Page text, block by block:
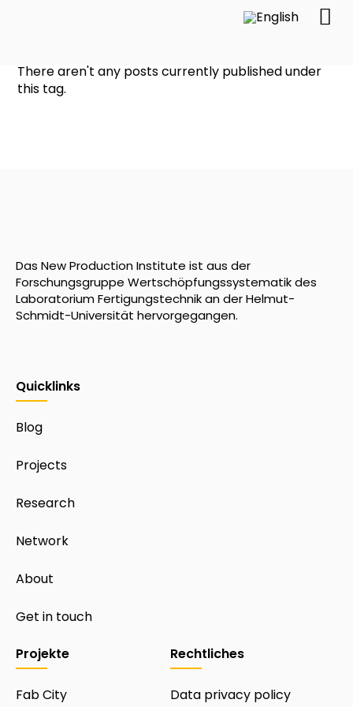
There aren't any posts currently published under
this tag.
Das New Production Institute ist aus der
Forschungsgruppe Wertschöpfungssystematik des
Laboratorium Fertigungstechnik an der Helmut-
Schmidt-Universität hervorgegangen.
Quicklinks
Blog
Projects
Research
Network
About
Get in touch
Projekte
Fab City
Rechtliches
Data privacy policy